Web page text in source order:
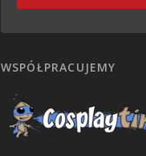
WSPÓŁPRACUJEMY